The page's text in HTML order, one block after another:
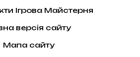
Ігрова Майстерня
версія сайту
Мапа сайту